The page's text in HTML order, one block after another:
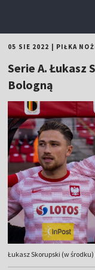
05 SIE 2022 PIŁKA
Serie A. Łukasz
Bologną
Łukasz Skorupski (w